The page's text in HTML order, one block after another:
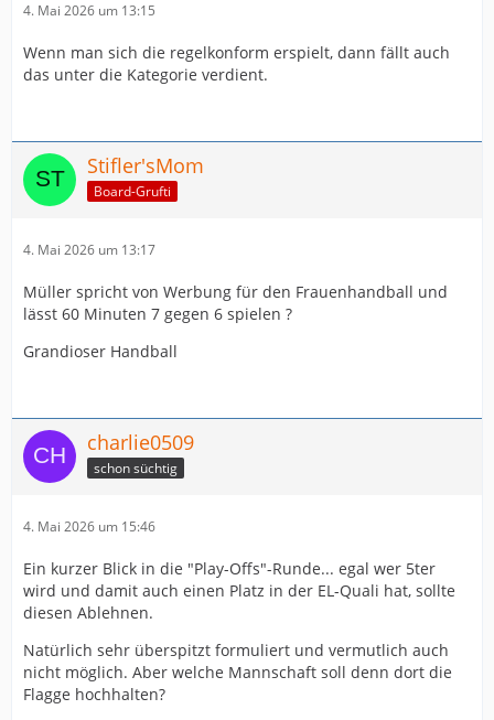
4. Mai 2026 um 13:15
Wenn man sich die regelkonform erspielt, dann fällt auch
das unter die Kategorie verdient.
Stifler'sMom
Board-Grufti
4. Mai 2026 um 13:17
Müller spricht von Werbung für den Frauenhandball und
lässt 60 Minuten 7 gegen 6 spielen ?
Grandioser Handball
charlie0509
schon süchtig
4. Mai 2026 um 15:46
Ein kurzer Blick in die "Play-Offs"-Runde... egal wer 5ter
wird und damit auch einen Platz in der EL-Quali hat, sollte
diesen Ablehnen.
Natürlich sehr überspitzt formuliert und vermutlich auch
nicht möglich. Aber welche Mannschaft soll denn dort die
Flagge hochhalten?